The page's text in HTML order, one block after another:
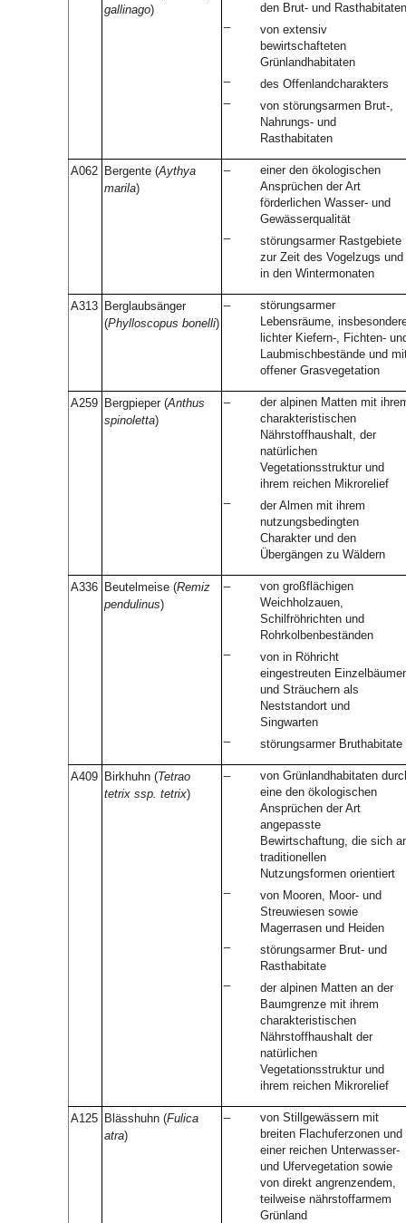
gallinago)
den Brut- und Rasthabitaten
–
von extensiv
bewirtschafteten
Grünlandhabitaten
–
des Offenlandcharakters
–
von störungsarmen Brut-,
Nahrungs- und
Rasthabitaten
A062 Bergente (Aythya
marila)
–
einer den ökologischen
Ansprüchen der Art
förderlichen Wasser- und
Gewässerqualität
–
störungsarmer Rastgebiete
zur Zeit des Vogelzugs und
in den Wintermonaten
A313 Berglaubsänger
(Phylloscopus bonelli)
–
störungsarmer
Lebensräume,
lichter Kiefern-, Fichten-
Laubmischbestände und
offener Grasvegetation
A259 Bergpieper (Anthus
spinoletta)
–
der alpinen Matten mit
charakteristischen
Nährstoffhaushalt, der
natürlichen
Vegetationsstruktur und
ihrem reichen Mikrorelief
–
der Almen mit ihrem
nutzungsbedingten
Charakter und den
Übergängen zu Wäldern
A336 Beutelmeise (Remiz
pendulinus)
–
von großflächigen
Weichholzauen,
Schilfröhrichten und
Rohrkolbenbeständen
–
von in Röhricht
eingestreuten
und Sträuchern als
Neststandort und
Singwarten
–
störungsarmer Bruthabitate
A409 Birkhuhn (Tetrao
tetrix ssp. tetrix)
–
von Grünlandhabitaten
eine den ökologischen
Ansprüchen der Art
angepasste
Bewirtschaftung, die sich
traditionellen
Nutzungsformen orientiert
–
von Mooren, Moor- und
Streuwiesen sowie
Magerrasen und Heiden
–
störungsarmer Brut- und
Rasthabitate
–
der alpinen Matten an der
Baumgrenze mit ihrem
charakteristischen
Nährstoffhaushalt der
natürlichen
Vegetationsstruktur und
ihrem reichen Mikrorelief
A125 Blässhuhn (Fulica
atra)
–
von Stillgewässern mit
breiten Flachuferzonen und
einer reichen Unterwasser-
und Ufervegetation sowie
von direkt angrenzendem,
teilweise nährstoffarmem
Grünland